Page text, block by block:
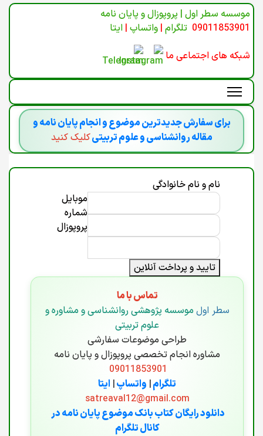
موسسه سطر اول | پروپوزال و پایان نامه
09011853901 تلگرام | واتساپ | ایتا
شبکه های اجتماعی ما
برای سفارش جدیدترین موضوع و انجام پایان نامه و
مقاله روانشناسی و علوم تربیتیکلیک کنید
نام و نام خانوادگی
موبایل
شماره
پروپوزال
تایید و پرداخت آنلاین
تماس با ما
سطر اول موسسه پژوهشی روانشناسی و مشاوره و
علوم تربیتی
طراحی موضوعات سفارشی
مشاوره انجام تخصصی پروپوزال و پایان نامه
09011853901
تلگرام| واتساپ| ایتا
satreaval12@gmail.com
دانلود رایگان کتاب بانک موضوع پایان نامه در
کانال تلگرام